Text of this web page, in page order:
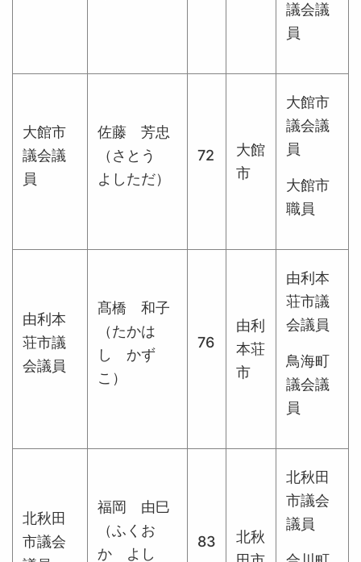
議会議
員
大館市
議会議
員
佐藤 芳忠
（さとう
よしただ）
72
大館
市
大館市
議会議
員
大館市
職員
由利本
荘市議
会議員
髙橋 和子
（たかは
し かず
こ）
76
由利
本荘
市
由利本
荘市議
会議員
鳥海町
議会議
員
北秋田
市議会
福岡 由巳
（ふくお
か よし
83
北秋
北秋田
市議会
議員